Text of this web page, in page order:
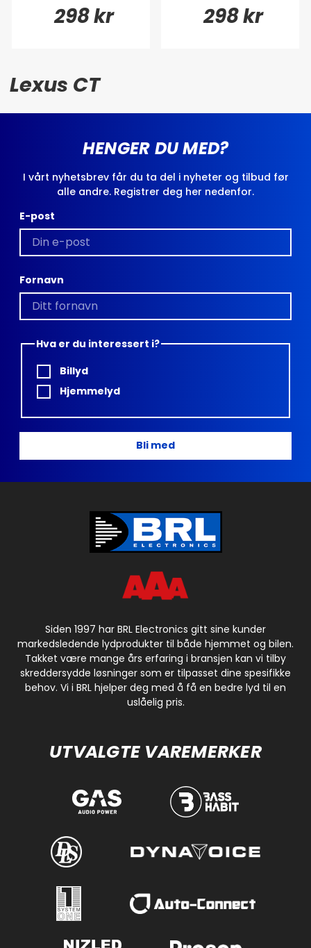
298 kr 298 kr
Lexus CT
HENGER DU MED?
I vårt nyhetsbrev får du ta del i nyheter og tilbud før
alle andre. Registrer deg her nedenfor.
E-post
Fornavn
Hva er du interessert i?
Billyd
Hjemmelyd
Bli med
Siden 1997 har BRL Electronics gitt sine kunder
markedsledende lydprodukter til både hjemmet og bilen.
Takket være mange års erfaring i bransjen kan vi tilby
skreddersydde løsninger som er tilpasset dine spesifikke
behov. Vi i BRL hjelper deg med å få en bedre lyd til en
uslåelig pris.
UTVALGTE VAREMERKER